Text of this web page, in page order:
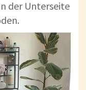
der Unterseite